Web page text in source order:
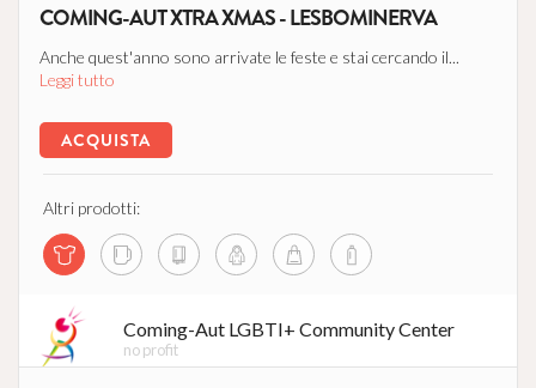
COMING-AUT XTRA XMAS - LESBOMINERVA
Anche quest'anno sono arrivate le feste e stai cercando il...
Leggi tutto
ACQUISTA
Altri prodotti:
Coming-Aut LGBTI+ Community Center
no profit